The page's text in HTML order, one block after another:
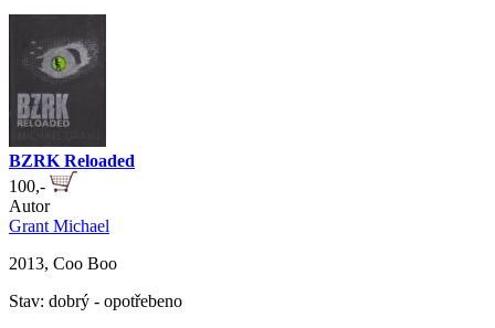
BZRK Reloaded
100,-
Autor
Grant Michael
2013, Coo Boo
Stav: dobrý - opotřebeno